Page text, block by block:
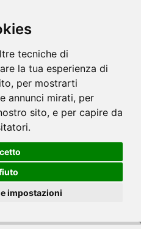
tecniche di
la tua esperienza di
per mostrarti
annunci mirati, per
sito, e per capire da
impostazioni